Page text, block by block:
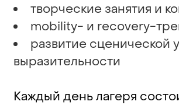
творческие занятия и
mobility- и recovery-
развитие сценической
выразительности
‍Каждый день лагеря